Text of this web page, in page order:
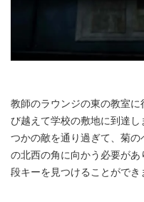
教師のラウンジの東の教室
び越えて学校の敷地に到達
つかの敵を通り過ぎて、菊
の北西の角に向かう必要が
段キーを見つけることができ